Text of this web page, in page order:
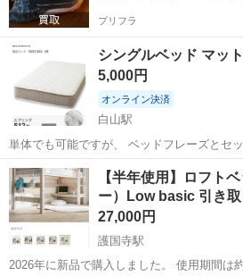
プリフラ
シングルベッド マッ
5,000円
オンライン決済
白山駅
単体でも可能ですが、 ベッドフレーズとセ
方を優先します。 5年ほど前に購入したものです。 ベッドは解体済み
です。 ・すのこベッドフレーム シングル (PC501 S コンセント付き
MBR)※カラ...
東京 文京区 白山駅 ベッド
【半年使用】ロフト
ー）Low basic 引き取
27,000円
護国寺駅
2026年に新品で購入しました。 使用期間は